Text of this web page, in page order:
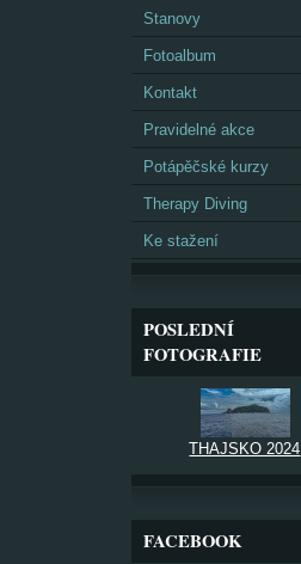
Stanovy
Fotoalbum
Kontakt
Pravidelné akce
Potápěčské kurzy
Therapy Diving
Ke stažení
POSLEDNÍ
FOTOGRAFIE
THAJSKO 2024
FACEBOOK